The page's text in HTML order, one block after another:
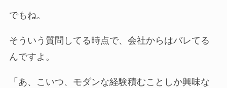
でもね。
そういう質問してる時点で、会社からはバレてる
んですよ。
「あ、こいつ、モダンな経験積むことしか興味な